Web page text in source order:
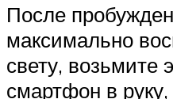
После
максимально
свету, возьмите
смартфон в